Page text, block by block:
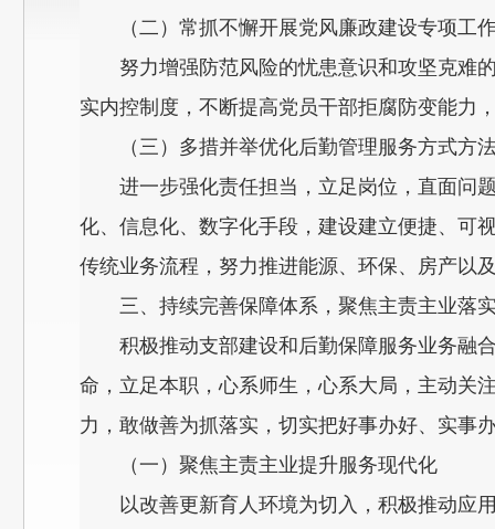
（二）常抓不懈开展党风廉政建设专项工
努力增强防范风险的忧患意识和攻坚克难
实内控制度，不断提高党员干部拒腐防变能力
（三）多措并举优化后勤管理服务方式方
进一步强化责任担当，立足岗位，直面问
化、信息化、数字化手段，建设建立便捷、可
传统业务流程，努力推进能源、环保、房产以
三、持续完善保障体系，聚焦主责主业落
积极推动支部建设和后勤保障服务业务融
命，立足本职，心系师生，心系大局，主动关
力，敢做善为抓落实，切实把好事办好、实事
（一）聚焦主责主业提升服务现代化
以改善更新育人环境为切入，积极推动应